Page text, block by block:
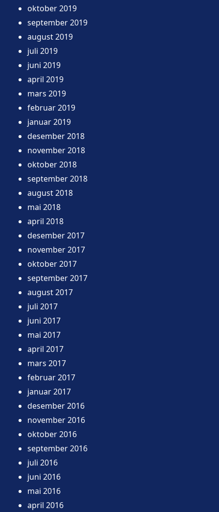
oktober 2019
september 2019
august 2019
juli 2019
juni 2019
april 2019
mars 2019
februar 2019
januar 2019
desember 2018
november 2018
oktober 2018
september 2018
august 2018
mai 2018
april 2018
desember 2017
november 2017
oktober 2017
september 2017
august 2017
juli 2017
juni 2017
mai 2017
april 2017
mars 2017
februar 2017
januar 2017
desember 2016
november 2016
oktober 2016
september 2016
juli 2016
juni 2016
mai 2016
april 2016